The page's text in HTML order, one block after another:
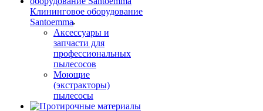
Клининговое оборудование
Santoemma
Аксессуары и
запчасти для
профессиональных
пылесосов
Моющие
(экстракторы)
пылесосы